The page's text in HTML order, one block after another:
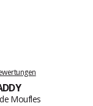
Moufles